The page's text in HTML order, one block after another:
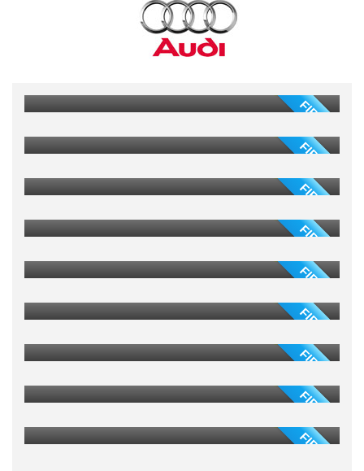
FIRSAT
FIRSAT
FIRSAT
FIRSAT
FIRSAT
FIRSAT
FIRSAT
FIRSAT
FIRSAT